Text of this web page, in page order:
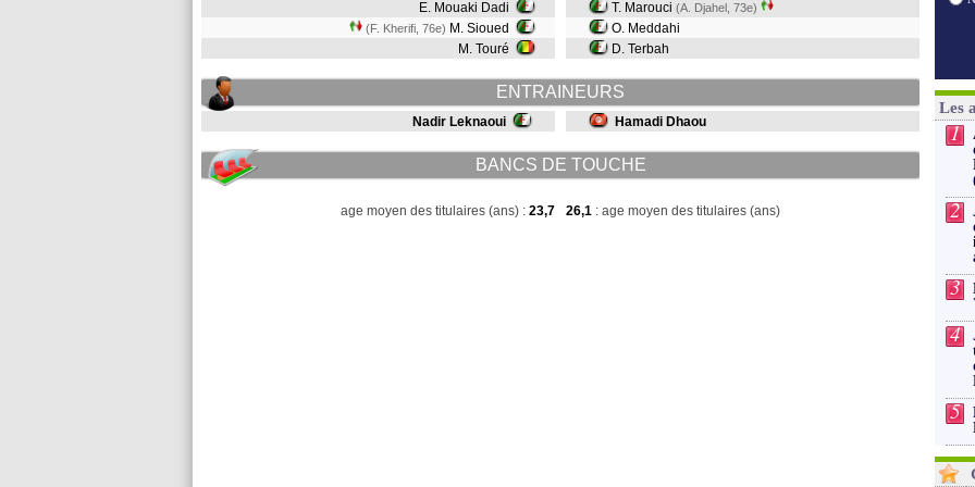
E. Mouaki Dadi
(F. Kherifi, 76e) M. Sioued
M. Touré
T. Marouci (A. Djahel, 73e)
O. Meddahi
D. Terbah
ENTRAINEURS
Nadir Leknaoui Hamadi Dhaou
BANCS DE TOUCHE
age moyen des titulaires (ans) : 23,7 26,1 : age moyen des titulaires (ans)
Les
1
2
3
4
5